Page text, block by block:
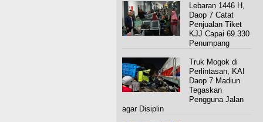
Lebaran 1446 H,
Daop 7 Catat
Penjualan Tiket
KJJ Capai 69.330
Penumpang
Truk Mogok di
Perlintasan, KAI
Daop 7 Madiun
Tegaskan
Pengguna Jalan
agar Disiplin